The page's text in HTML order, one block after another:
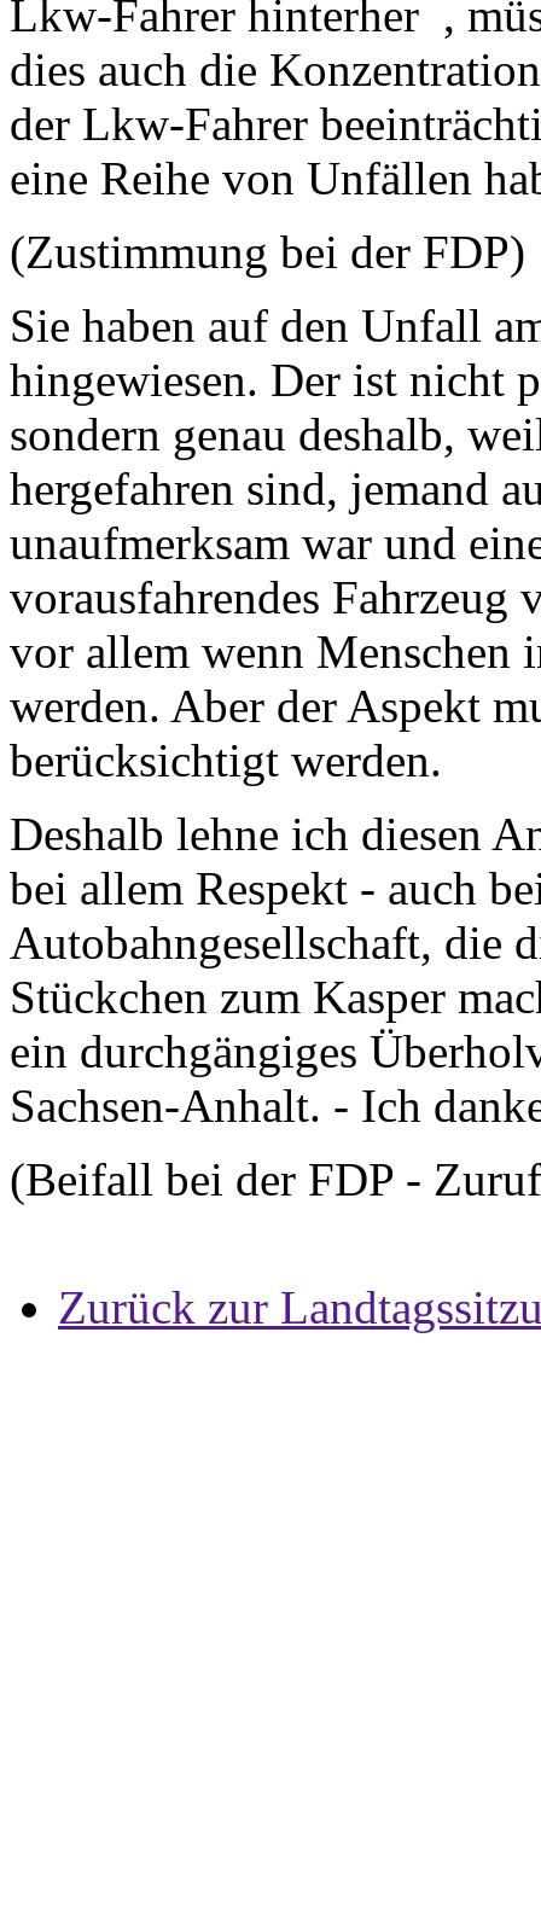
Lkw-Fahrer hinterher ,
dies auch die
der Lkw-Fahrer
eine Reihe von Unfällen
(Zustimmung bei der FDP)
Sie haben auf den Unfall
hingewiesen. Der ist nicht
sondern genau deshalb,
hergefahren sind, jemand
unaufmerksam war und
vorausfahrendes Fahrzeug
vor allem wenn Menschen
werden. Aber der Aspekt
berücksichtigt werden.
Deshalb lehne ich diesen
bei allem Respekt - auch
Autobahngesellschaft, die
Stückchen zum Kasper
ein durchgängiges
Sachsen-Anhalt. - Ich
(Beifall bei der FDP -
Zurück zur